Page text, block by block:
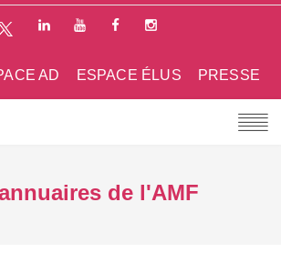
PRESSE
ESPACE ÉLUS
AD
de l'AMF